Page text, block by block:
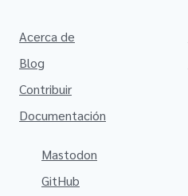
Acerca de
Blog
Contribuir
Documentación
Mastodon
GitHub